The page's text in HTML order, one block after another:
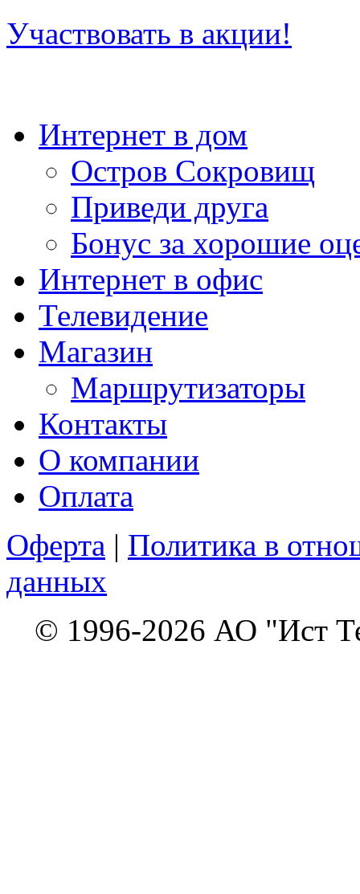
Участвовать в акции!
Интернет в дом
Остров Сокровищ
Приведи друга
Бонус за хорошие
Интернет в офис
Телевидение
Магазин
Маршрутизаторы
Контакты
О компании
Оплата
Оферта | Политика в
данных
© 1996-2026 АО "Ист